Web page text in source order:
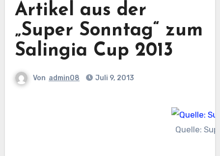
Artikel aus der
„Super Sonntag“ zum
Salingia Cup 2013
Von admin08 Juli 9, 2013
Quelle: